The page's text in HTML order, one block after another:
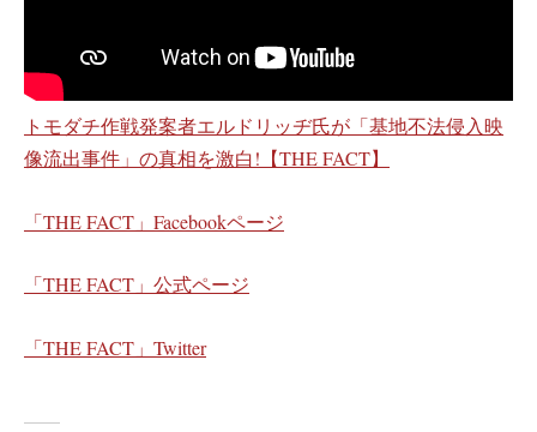
トモダチ作戦発案者エルドリッヂ氏が「基地不法侵入映
像流出事件」の真相を激白!【THE FACT】
「THE FACT」Facebookページ
「THE FACT」公式ページ
「THE FACT」Twitter